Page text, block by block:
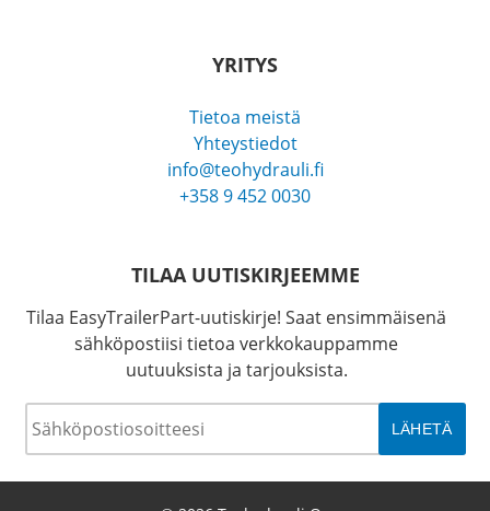
YRITYS
Tietoa meistä
Yhteystiedot
info@teohydrauli.fi
+358 9 452 0030
TILAA UUTISKIRJEEMME
Tilaa EasyTrailerPart-uutiskirje! Saat ensimmäisenä
sähköpostiisi tietoa verkkokauppamme
uutuuksista ja tarjouksista.